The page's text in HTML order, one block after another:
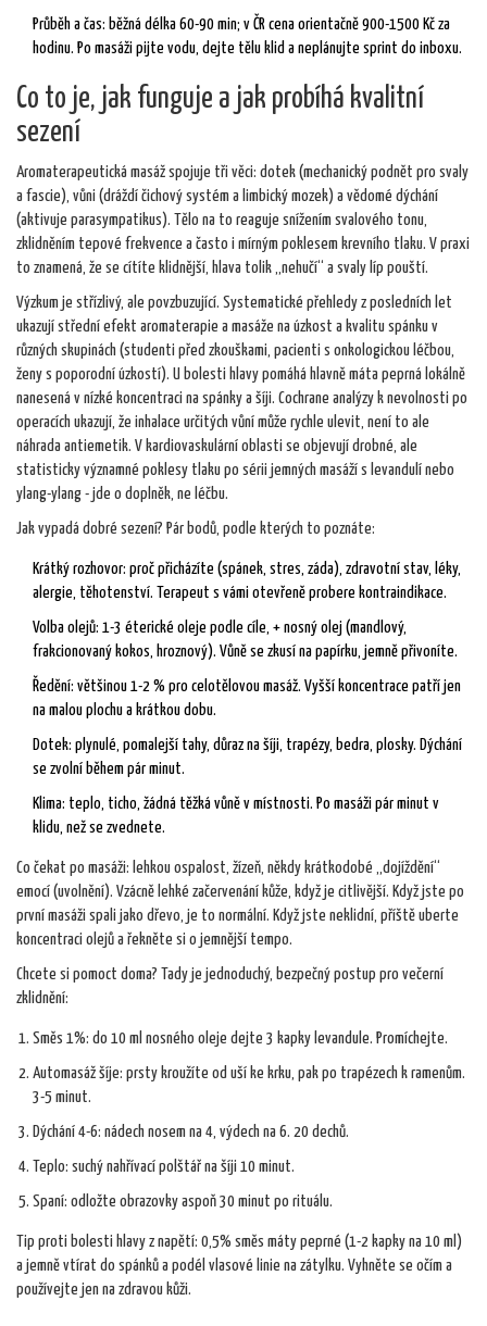
Průběh a čas: běžná délka 60-90 min; v ČR cena orientačně 900-1500 Kč za
hodinu. Po masáži pijte vodu, dejte tělu klid a neplánujte sprint do inboxu.
Co to je, jak funguje a jak probíhá kvalitní
sezení
Aromaterapeutická masáž spojuje tři věci: dotek (mechanický podnět pro svaly
a fascie), vůni (dráždí čichový systém a limbický mozek) a vědomé dýchání
(aktivuje parasympatikus). Tělo na to reaguje snížením svalového tonu,
zklidněním tepové frekvence a často i mírným poklesem krevního tlaku. V praxi
to znamená, že se cítíte klidnější, hlava tolik „nehučí“ a svaly líp pouští.
Výzkum je střízlivý, ale povzbuzující. Systematické přehledy z posledních let
ukazují střední efekt aromaterapie a masáže na úzkost a kvalitu spánku v
různých skupinách (studenti před zkouškami, pacienti s onkologickou léčbou,
ženy s poporodní úzkostí). U bolesti hlavy pomáhá hlavně máta peprná lokálně
nanesená v nízké koncentraci na spánky a šíji. Cochrane analýzy k nevolnosti po
operacích ukazují, že inhalace určitých vůní může rychle ulevit, není to ale
náhrada antiemetik. V kardiovaskulární oblasti se objevují drobné, ale
statisticky významné poklesy tlaku po sérii jemných masáží s levandulí nebo
ylang-ylang - jde o doplněk, ne léčbu.
Jak vypadá dobré sezení? Pár bodů, podle kterých to poznáte:
Krátký rozhovor: proč přicházíte (spánek, stres, záda), zdravotní stav, léky,
alergie, těhotenství. Terapeut s vámi otevřeně probere kontraindikace.
Volba olejů: 1-3 éterické oleje podle cíle, + nosný olej (mandlový,
frakcionovaný kokos, hroznový). Vůně se zkusí na papírku, jemně přivoníte.
Ředění: většinou 1-2 % pro celotělovou masáž. Vyšší koncentrace patří jen
na malou plochu a krátkou dobu.
Dotek: plynulé, pomalejší tahy, důraz na šíji, trapézy, bedra, plosky. Dýchání
se zvolní během pár minut.
Klima: teplo, ticho, žádná těžká vůně v místnosti. Po masáži pár minut v
klidu, než se zvednete.
Co čekat po masáži: lehkou ospalost, žízeň, někdy krátkodobé „dojíždění“
emocí (uvolnění). Vzácně lehké začervenání kůže, když je citlivější. Když jste po
první masáži spali jako dřevo, je to normální. Když jste neklidní, příště uberte
koncentraci olejů a řekněte si o jemnější tempo.
Chcete si pomoct doma? Tady je jednoduchý, bezpečný postup pro večerní
zklidnění:
Směs 1%: do 10 ml nosného oleje dejte 3 kapky levandule. Promíchejte.
Automasáž šíje: prsty kroužíte od uší ke krku, pak po trapézech k ramenům.
3-5 minut.
Dýchání 4-6: nádech nosem na 4, výdech na 6. 20 dechů.
Teplo: suchý nahřívací polštář na šíji 10 minut.
Spaní: odložte obrazovky aspoň 30 minut po rituálu.
Tip proti bolesti hlavy z napětí: 0,5% směs máty peprné (1-2 kapky na 10 ml)
a jemně vtírat do spánků a podél vlasové linie na zátylku. Vyhněte se očím a
používejte jen na zdravou kůži.